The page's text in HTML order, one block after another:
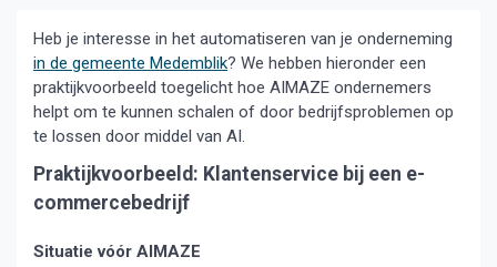
Heb je interesse in het automatiseren van je onderneming
in de gemeente Medemblik? We hebben hieronder een
praktijkvoorbeeld toegelicht hoe AIMAZE ondernemers
helpt om te kunnen schalen of door bedrijfsproblemen op
te lossen door middel van AI.
Praktijkvoorbeeld: Klantenservice bij een e-
commercebedrijf
Situatie vóór AIMAZE